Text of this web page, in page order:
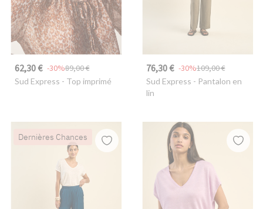
62,30 € 89,00 €
-30%
Sud Express - Top imprimé
76,30 € 109,00 €
-30%
Sud Express - Pantalon en
lin
Dernières Chances